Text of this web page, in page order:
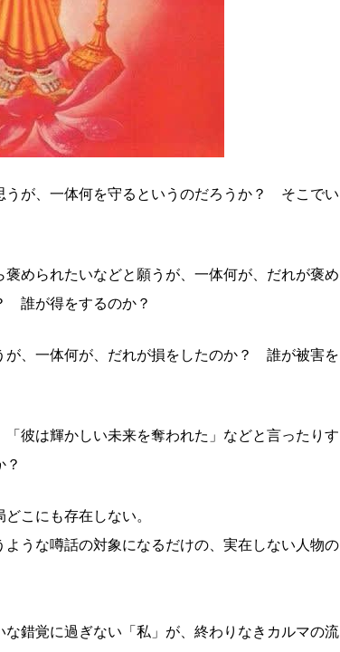
が、一体何を守るというのだろうか？ そこでい
められたいなどと願うが、一体何が、だれが褒め
誰が得をするのか？
、一体何が、だれが損をしたのか？ 誰が被害を
彼は輝かしい未来を奪われた」などと言ったりす
？
こにも存在しない。
うな噂話の対象になるだけの、実在しない人物の
錯覚に過ぎない「私」が、終わりなきカルマの流